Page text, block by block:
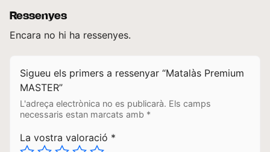
Ressenyes
Encara no hi ha ressenyes.
Sigueu els primers a ressenyar “Matalàs Premium
MASTER”
L'adreça electrònica no es publicarà. Els camps
necessaris estan marcats amb *
La vostra valoració *